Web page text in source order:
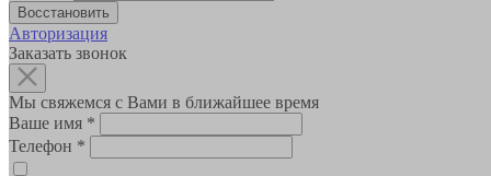
Авторизация
Заказать звонок
Мы свяжемся с Вами в ближайшее время
Ваше имя *
Телефон *